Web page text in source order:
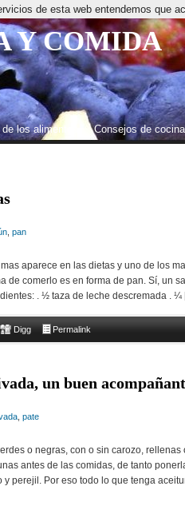
Y COMIDA
los alimentos Consejos de cocina
pan
aparece en las dietas y uno de los
de comerlo es en forma de pan. Sí, un
. ½ taza de leche descremada .
Digg Permalink
un buen
pate
o negras, con o sin carozo, rellenas
antes de las comidas, de tanto
perejil. Por eso todo lo que tenga
de esta web entendemos que